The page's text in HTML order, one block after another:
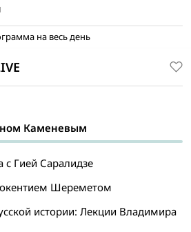
на весь день
Каменевым
Гией Саралидзе
Шереметом
истории: Лекции Владимира